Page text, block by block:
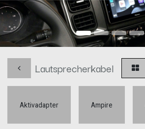
Lautsprecherkabel
Aktivadapter Ampire